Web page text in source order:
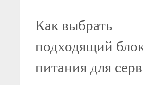
Как выбрать
подходящий
питания для